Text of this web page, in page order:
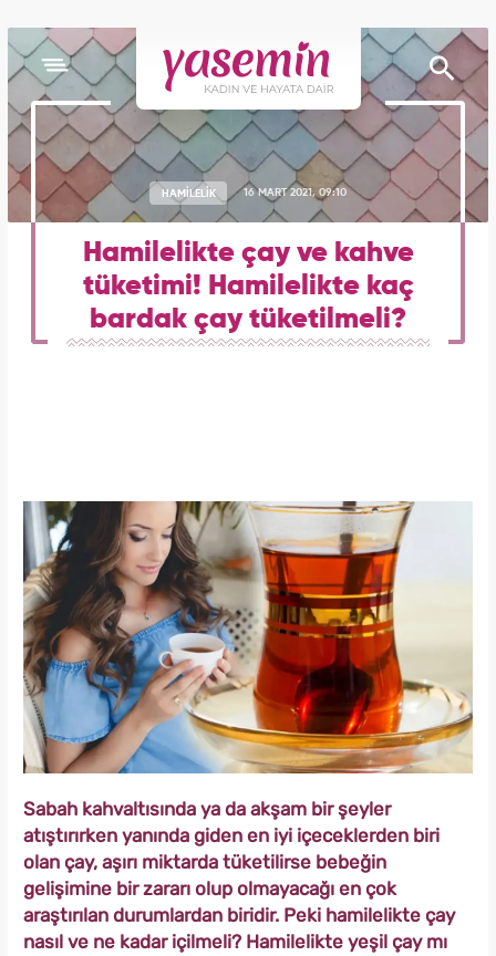
HAMİLELİK 16 MART 2021, 09:10
Hamilelikte çay ve kahve
tüketimi! Hamilelikte kaç
bardak çay tüketilmeli?
Sabah kahvaltısında ya da akşam bir şeyler
atıştırırken yanında giden en iyi içeceklerden biri
olan çay, aşırı miktarda tüketilirse bebeğin
gelişimine bir zararı olup olmayacağı en çok
araştırılan durumlardan biridir. Peki hamilelikte çay
nasıl ve ne kadar içilmeli? Hamilelikte yeşil çay mı